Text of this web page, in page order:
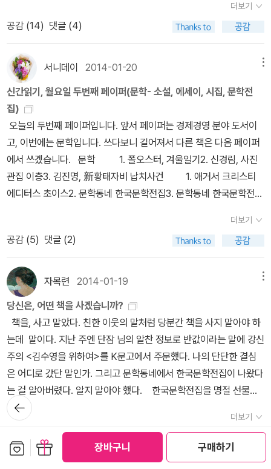
장바구니 구매하기
는 부분이었고, 그래서 상당한 공포심을 느꼈습니다. 그리고 그러하
머어마한 분량의 책을 단숨에 독파해 버렸습니다. ‘무서운데 재미있
다.’ 이런 모순을 두고 친구가 저에게 묻더군요. 그런 소설이 도대체
왜 재미있느냐구요. 글쎄요. 왜일까요? 공포나 두려움도 결국엔 인간
의 본능적인 감정이기 때문이 아닐까요? [장용민 – 궁극의
아이] 承 - 한국 장르 문학의 자존심을 만나다. ‘추리소설’이란 단어
를 들으면 무엇이 떠오르시나요? 대부분의 사람들이 셜록홈즈, 히가
시노게이고, 미야베미유키, 명탐정코난, 소년탐정김전일 등등의 답변
을 하지 않을까 싶습니다. 아마 저 역시 이런 답변들을 내놓았을 겁니
들을 닥치는 대로 읽기 시작했습니다. 그러다 문득 궁금해졌지요. 우
리나라에는 이런 장르소설(사실, 이제 와서 밝히는 거지만 저는 이렇
다. 소설은 그냥 모두 소설인 것이지 ‘순수’네 ‘장르’네 구분하는 것 자
체가 참 마음에 들지 않지만 편의상 계속 사용하겠습니다.)이 없는 것
일까? 이왕이면 친숙한 우리 소설을 읽고 싶었습니다. 그런 생각을
할 즈음 만나게 된 소설이 바로 장용민 작가의 ‘궁극의 아이’입니다.
주인공은 ‘신가야’라는 한국인이지만 소설의 모든 배경과 다른 인물
들은 여러 외국과 외국인인 독특한 소설이었습니다. 이 소설에는 소
설이 독자에게 줄 수 있는 거의 모든 ‘재미’가 담겨 있습니다. 매력적
인 캐릭터들이 그렇고, 치밀한 플롯이 그렇고, 사회적인 메시지가 그
렇고, 결말의 통쾌함이 그렇습니다. 그리고 제가 느끼기에는 그러한
모든 것들이 일본의 장르 소설들을 훨씬 능가하고 있었습니다. 너무
도 세련됐고, 너무도 매력적이고, 결정적으로 너무도 재미있었으니까
요. 저는 독서는 곧 휴식이고 오락이라고 생각합니다. 때문에 저에겐
도 아직 읽지 않...읽지 못...암튼. 그냥 소장용이 되어버린 책도 있고.
구판도서와 개정판 도서까지 다 갖고 있는 책이 있고. 문학동네 개정
판으로 이 표지랑 똑같은 표지를 갖고 있는 책도 있고.소장유무로 따
지자면 아예 없는 책, 구판만 있는 책. 구판 개정판 다 있는 책, 개정판
만 갖고 있는 책.그런데 예전 도서도 다 찾아봐야 돼. 요즘은 나도 나
자신을 못 믿겠어서... 저 안쪽 구석을 가만히 들여다보고 있으면 깜짝
깜짝 놀랄 때가 있다. 이 책은 언제 여기 들어가 있었지? 라거나. 이
책은 어쩌다 두 권을 갖고 있게 된거지? 라는.아, 읽지 않고 쌓아 둔
책들이 생각보다 더, 훨씬 더 많이 늘어나고 있어서 당황스러운 것도
한두번이지. 이제는 놀랍지도 않아...라고 생각했는데. 올해 초. 다시
놀라야했어. 저쪽 구석의 책들은 분명 다 읽고 넣어둔거라 생각했는
데 그 안쪽에 읽지 않은 책들이 득시글거리는거야. 아무래도 나, 미쳤
아, 근데.... 좀 반성해야한다고 하면 맞는말일까? 그냥 모를수
어 본 책들이 있어. 요즘 '한권으로 읽는 대한민국대통령실록'을 읽고
있는 중인데 이제 바야흐로 문학의 전성시대(?)라 할 수 있는 시기를
읽는 중. 문학 이야기는 겨우 몇 줄이긴 하지만 그래도 실천문학이 나
오기 시작하고, 서정문학과 시, 90년대에는 노동문학이라고 일컬어
지는 소설도 많이 나온 것으로 알고 있고. 아이고야. 이 책을 빨리 읽
어야 다른 책을 읽어볼텐데. 진도가 나가질 않고 있어. 책은 무지 재미
있는데 읽을 시간이 없다는 것이 함정....ㅠㅠㅠㅠㅠㅠ 레이몬
드 카버, 무라카미 하루키, 밀란 쿤데라, 움베르토 에코, 이언 매큐언,
폴 오스터, 어니스트 헤밍웨이, E. M. 포스터, 가브리엘 가르시아 마
르케스, 오르한 파묵, 윌리엄 포크너, 필립 로스 열두명의 작가들이
[파리 리뷰]와 인터뷰한 내용이랜다. 급관심이 생기는데...
코난은 82편까지 나왔구나. 집에 있는 건 79권까지였던가? 아무
더보기
공감 (14) 댓글 (4)
서니데이 2014-01-20
신간읽기, 월요일 두번째 페이퍼(문학- 소설, 에세이, 시집, 문학전
집)
오늘의 두번째 페이퍼입니다. 앞서 페이퍼는 경제경영 분야 도서이
고, 이번에는 문학입니다. 쓰다보니 길어져서 다른 책은 다음 페이퍼
에서 쓰겠습니다. 문학 1. 폴오스터, 겨울일기2. 신경림, 사진
관집 이층3. 김진명, 新황태자비 납치사건 1. 애거서 크리스티
에디터스 초이스2. 문학동네 한국문학전집3. 문학동네 한국문학전집
폴 오스터의 독특한 형식의 회고록으로,생의 감각적 경험을 기술하는
데 집중한 점, 인과관계나 시간적 순서에 얽매이지 않는 비선형적 구
성, 자신을 2인칭으로 묘사하는 관찰자 시점이 특징이라고 합니
다. 이번에 나온 <겨울일기>에 이어 미국에서는 이미 출간된 이어지
는 책인 <내면 보고서>도 곧 우리나라에도 나오지 않을까 합니다. 이
번책도 열린책들에서 출간되었습니다. 2. 사진관집 이층-- 신경림--
창비시선 370이고, 2014년인 올해 팔순을 맞는 신경림 시인의 열한
번째 시집입니다. 2008년 <낙타> 이후 6년만인 이번 시집에서는
'한평생 가난한 삶들에서 우러나오는 이야기들을 고졸하게 읊조리며
인생에 대한 깨달음'을 건네는 '맑고 순수하고 단순한 시편들'을 만날
수 있을 것 같습니다. 등단 59년차에 접어든 시인의 삶에 대한 깊이
와 지나온 인생에 대한 것들을 시라는 언어가 가진 서정적 어조로 써
내려가지 않았을까 합니다. 3. 新황태자비 납치사건-- 김진명-- 13
년 전에 출간되었던 <황태자비 납치사건>을 작가가 내용을 개작하여
2014년 개정판을 냈습니다. 현재는 예약판매를 시작했는데, 한중 동
더보기
공감 (5) 댓글 (2)
자목련 2014-01-19
당신은, 어떤 책을 사겠습니까?
책을, 사고 말았다. 친한 이웃의 말처럼 당분간 책을 사지 말아야 하
는데 말이다. 지난 주엔 단잠 님의 알찬 정보로 반값이라는 말에 강신
주의 <김수영을 위하여>를 K문고에서 주문했다. 나의 단단한 결심
은 어디로 갔단 말인가. 그리고 문학동네에서 한국문학전집이 나왔다
는 걸 알아버렸다. 알지 말아야 했다. 한국문학전집을 명절 선물로
받으면 정말 좋겠지만, 전집으로 구매하면 좋겠지만, 모두 좋은 작가
라는 걸 알지만, 이 중에서 내가 구매할 책은 손에 꼽는다. 읽지 못해
서 내내 궁금했던 이승우의 <식물들의 사생활>, 아직도 이 책을 읽지
않았다고 말하는 게 부끄럽지만 김훈의 <칼의 노래>, 표지에 반해서
더보기
댓글 (2)
뒤로가
기